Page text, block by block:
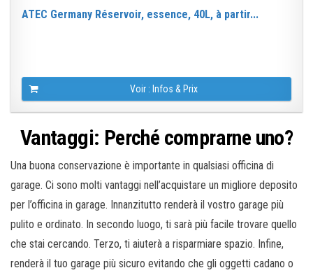
ATEC Germany Réservoir, essence, 40L, à partir...
Voir : Infos & Prix
Vantaggi: Perché comprarne uno?
Una buona conservazione è importante in qualsiasi officina di
garage. Ci sono molti vantaggi nell’acquistare un migliore deposito
per l’officina in garage. Innanzitutto renderà il vostro garage più
pulito e ordinato. In secondo luogo, ti sarà più facile trovare quello
che stai cercando. Terzo, ti aiuterà a risparmiare spazio. Infine,
renderà il tuo garage più sicuro evitando che gli oggetti cadano o